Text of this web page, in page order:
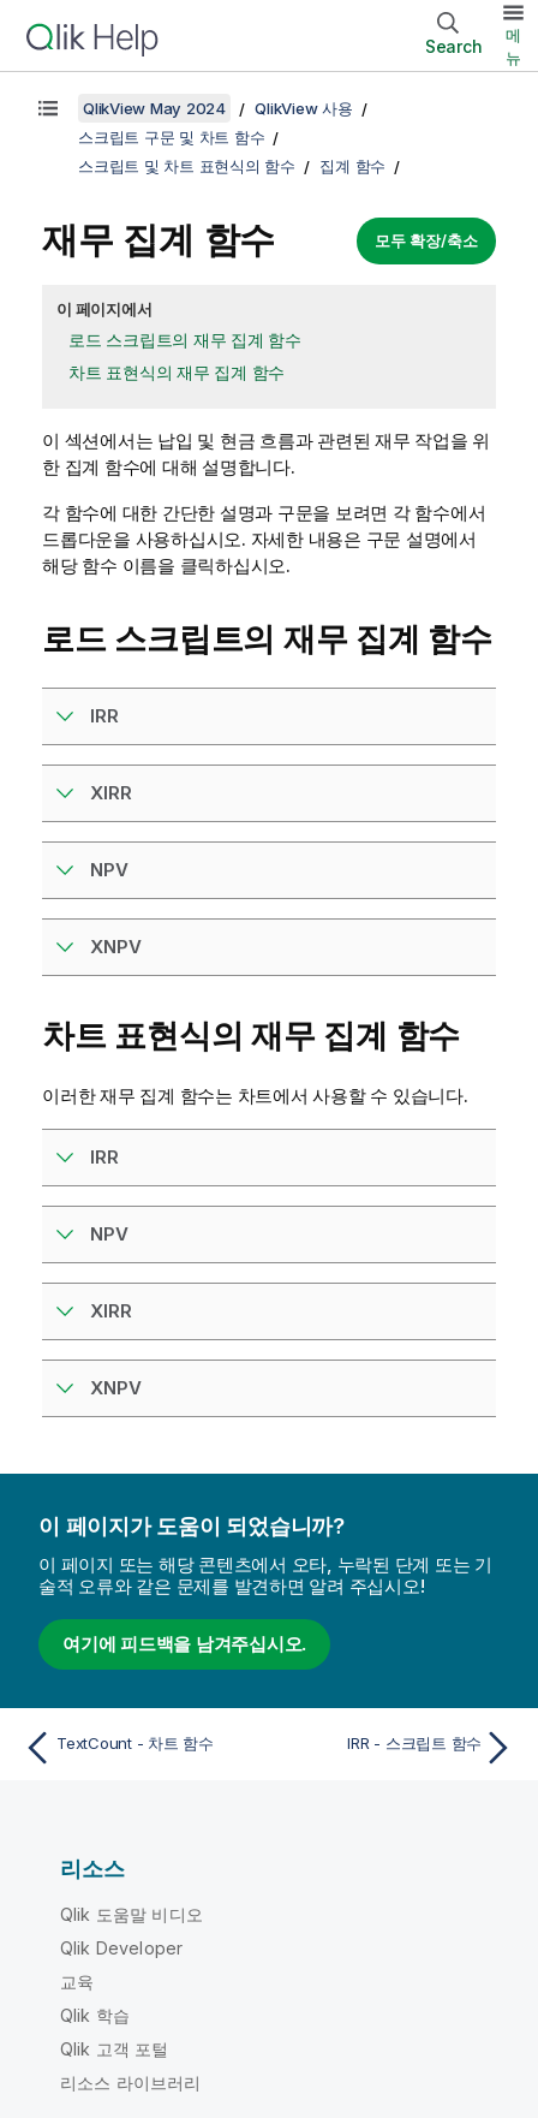
Search
메
뉴
QlikView May 2024
QlikView 사용
스크립트 구문 및 차트 함수
스크립트 및 차트 표현식의 함수
집계 함수
모두 확장/축소
재무 집계 함수
이 페이지에서
로드 스크립트의 재무 집계 함수
차트 표현식의 재무 집계 함수
이 섹션에서는 납입 및 현금 흐름과 관련된 재무 작업을 위
한 집계 함수에 대해 설명합니다.
각 함수에 대한 간단한 설명과 구문을 보려면 각 함수에서
드롭다운을 사용하십시오. 자세한 내용은 구문 설명에서
해당 함수 이름을 클릭하십시오.
로드 스크립트의 재무 집계 함수
IRR
XIRR
NPV
XNPV
차트 표현식의 재무 집계 함수
이러한 재무 집계 함수는 차트에서 사용할 수 있습니다.
IRR
NPV
XIRR
XNPV
이 페이지가 도움이 되었습니까?
이 페이지 또는 해당 콘텐츠에서 오타, 누락된 단계 또는 기
술적 오류와 같은 문제를 발견하면 알려 주십시오!
여기에 피드백을 남겨주십시오.
TextCount - 차트 함수 IRR - 스크립트 함수
리소스
Qlik 도움말 비디오
Qlik Developer
교육
Qlik 학습
Qlik 고객 포털
리소스 라이브러리